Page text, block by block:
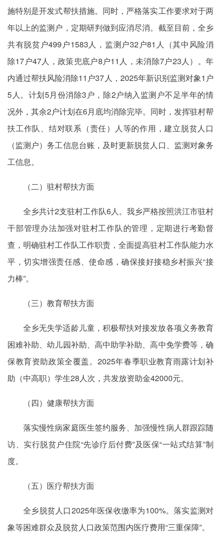
施特别是开发式帮扶措施。同时，严格落实工作要求对于两
年以上的监测户 ，定期研判做到应消尽消。截至目前，全乡
共有脱贫户499户1583人，监测户32户81人（其中风险消
除17户47人，政策兜底户8户11人，未消除7户23人）。年
内通过帮扶风险消除11户37人，2025年新识别监测对象1户
5人。计划5月份消除3户，除2户纳入监测户不足半年的情
况外，其余2户计划在6月底均消除完毕。同时，发挥驻村帮
扶工作队、结对联系（责任）人等的作用，建立脱贫人口
（监测户）务工信息台账，及时更新脱贫人口、监测对象务
工信息。
（二）驻村帮扶方面
全乡共计2支驻村工作队6人。我乡严格按照洪江市驻村
干部管理办法加强对驻村工作队的管理，定期进行考勤督
查，明确驻村工作队工作职责，全面提高驻村工作队能力水
平，切实增强责任感、使命感，确保接好接稳乡村振兴“接
力棒”。
（三）教育帮扶方面
全乡无失学适龄儿童，积极帮扶对接发放各项义务教育
困难补助、幼儿园补助、高中助学补助、高中免学费等，确
保教育资助政策全覆盖。2025年春季职业教育雨露计划补
助（中高职）学生28人次，共发放资助金42000元。
（四）健康帮扶方面
落实慢性病家庭医生签约服务、加强慢性病人群跟踪随
访、实行脱贫户住院“先诊疗后付费”及医保“一站式结算”制
度。
（五）医疗帮扶方面
全乡脱贫人口2025年医保收缴率为100%。落实监测对
象等困难群众及脱贫人口政策范围内医疗费用“三重保障”。